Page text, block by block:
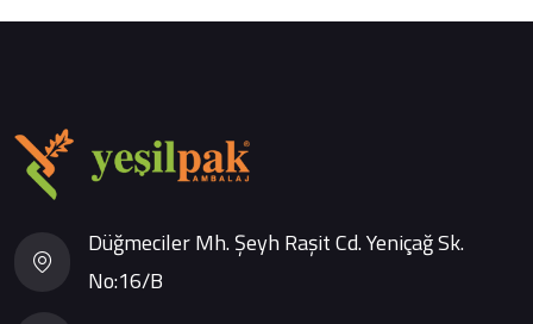
Düğmeciler Mh. Şeyh Raşit Cd. Yeniçağ Sk.
No:16/B